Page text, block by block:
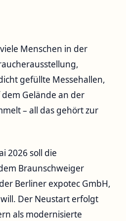
Menschen in der
gefüllte Messehallen,
Gelände an der
– all das gehört zur
2026 soll die
Braunschweiger
Berliner expotec GmbH,
Der Neustart erfolgt
als modernisierte